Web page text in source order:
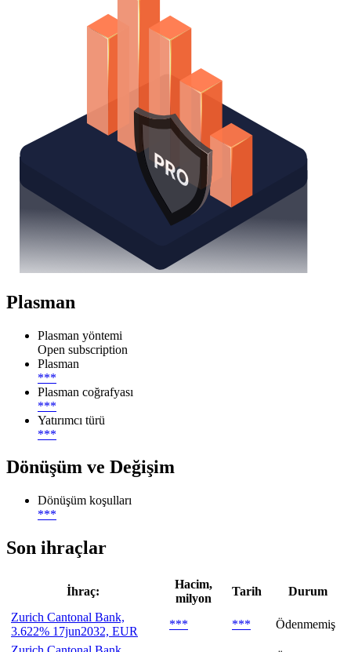
Plasman
Plasman yöntemi
Open subscription
Plasman
***
Plasman coğrafyası
***
Yatırımcı türü
***
Dönüşüm ve Değişim
Dönüşüm koşulları
***
Son ihraçlar
İhraç:
Hacim,
milyon
Tarih
Durum
Zurich Cantonal Bank,
3.622% 17jun2032, EUR
*** ***
Ödenmemiş